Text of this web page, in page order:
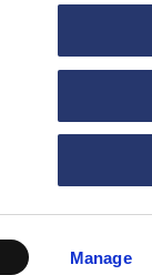
Manage